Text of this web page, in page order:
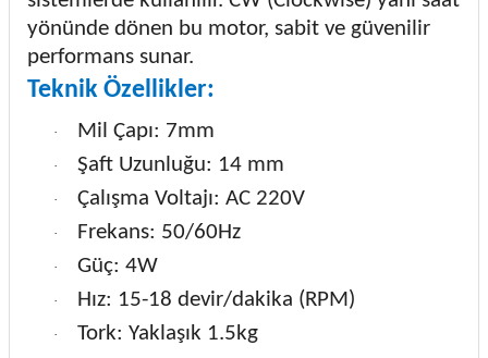
yönünde dönen bu motor, sabit ve güvenilir
performans sunar.
Teknik Özellikler:
· Mil Çapı: 7mm
· Şaft Uzunluğu: 14 mm
· Çalışma Voltajı: AC 220V
· Frekans: 50/60Hz
· Güç: 4W
· Hız: 15-18 devir/dakika (RPM)
·
Tork: Yaklaşık 1.5kg